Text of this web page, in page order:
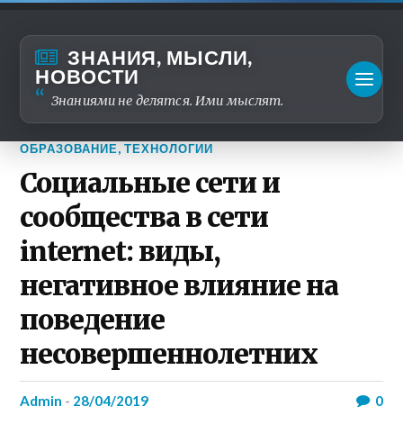
ЗНАНИЯ, МЫСЛИ,
НОВОСТИ
Знаниями не делятся. Ими мыслят.
ОБРАЗОВАНИЕ,ТЕХНОЛОГИИ
Социальные сети и
сообщества в сети
internet: виды,
негативное влияние на
поведение
несовершеннолетних
admin - 28/04/2019 0